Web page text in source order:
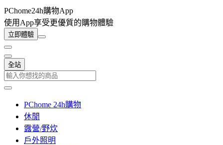
PChome24h購物App
使用App享受更優質的購物體驗
立即體驗
全站
PChome 24h購物
休閒
露營/野炊
戶外照明